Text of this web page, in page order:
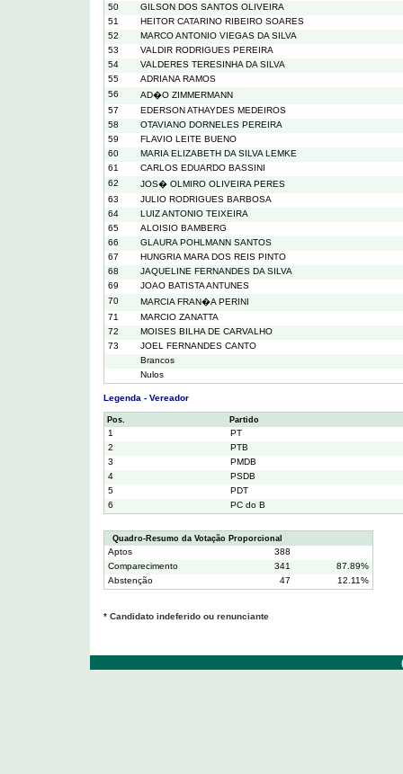
50
GILSON DOS SANTOS OLIVEIRA
51
HEITOR CATARINO RIBEIRO SOARES
52
MARCO ANTONIO VIEGAS DA SILVA
53
VALDIR RODRIGUES PEREIRA
54
VALDERES TERESINHA DA SILVA
55
ADRIANA RAMOS
56
AD�O ZIMMERMANN
57
EDERSON ATHAYDES MEDEIROS
58
OTAVIANO DORNELES PEREIRA
59
FLAVIO LEITE BUENO
60
MARIA ELIZABETH DA SILVA LEMKE
61
CARLOS EDUARDO BASSINI
62
JOS� OLMIRO OLIVEIRA PERES
63
JULIO RODRIGUES BARBOSA
64
LUIZ ANTONIO TEIXEIRA
65
ALOISIO BAMBERG
66
GLAURA POHLMANN SANTOS
67
HUNGRIA MARA DOS REIS PINTO
68
JAQUELINE FERNANDES DA SILVA
69
JOAO BATISTA ANTUNES
70
MARCIA FRAN�A PERINI
71
MARCIO ZANATTA
72
MOISES BILHA DE CARVALHO
73
JOEL FERNANDES CANTO
Brancos
Nulos
Legenda - Vereador
Pos. Partido
1
PT
2
PTB
3
PMDB
4
PSDB
5
PDT
6
PC do B
Quadro-Resumo da Votação Proporcional
Aptos
388
Comparecimento
341
87.89%
Abstenção
47 12.11%
* Candidato indeferido ou renunciante